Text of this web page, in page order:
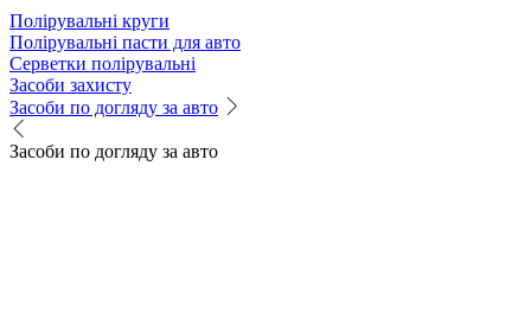
Полірувальні круги
Полірувальні пасти для авто
Серветки полірувальні
Засоби захисту
Засоби по догляду за авто
Засоби по догляду за авто